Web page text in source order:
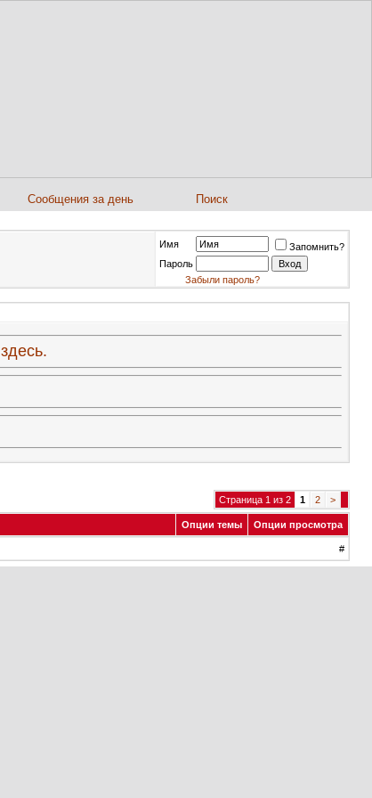
Сообщения за день Поиск
Имя
Запомнить?
Пароль
Забыли пароль?
здесь.
Страница 1 из 2 1 2 >
Опции темы Опции просмотра
#